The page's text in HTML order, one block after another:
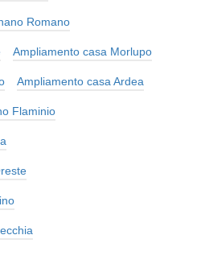
Romano
Ampliamento casa Morlupo
Ampliamento casa Ardea
Flaminio